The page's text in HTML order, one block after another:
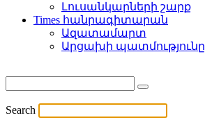
Լուսանկարների շարք
Times հանրագիտարան
Ազատամարտ
Արցախի պատմությունը
Search